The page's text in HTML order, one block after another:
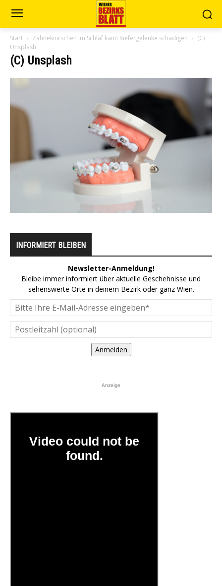
Start Zähneknirschen im Schlaf kann Kiefergelenke schädigen
(C)
Unsplash
(C) Unsplash
INFORMIERT BLEIBEN
Newsletter-Anmeldung!
Bleibe immer informiert über aktuelle Geschehnisse und
sehenswerte Orte in deinem Bezirk oder ganz Wien.
Anmelden
Anzeige